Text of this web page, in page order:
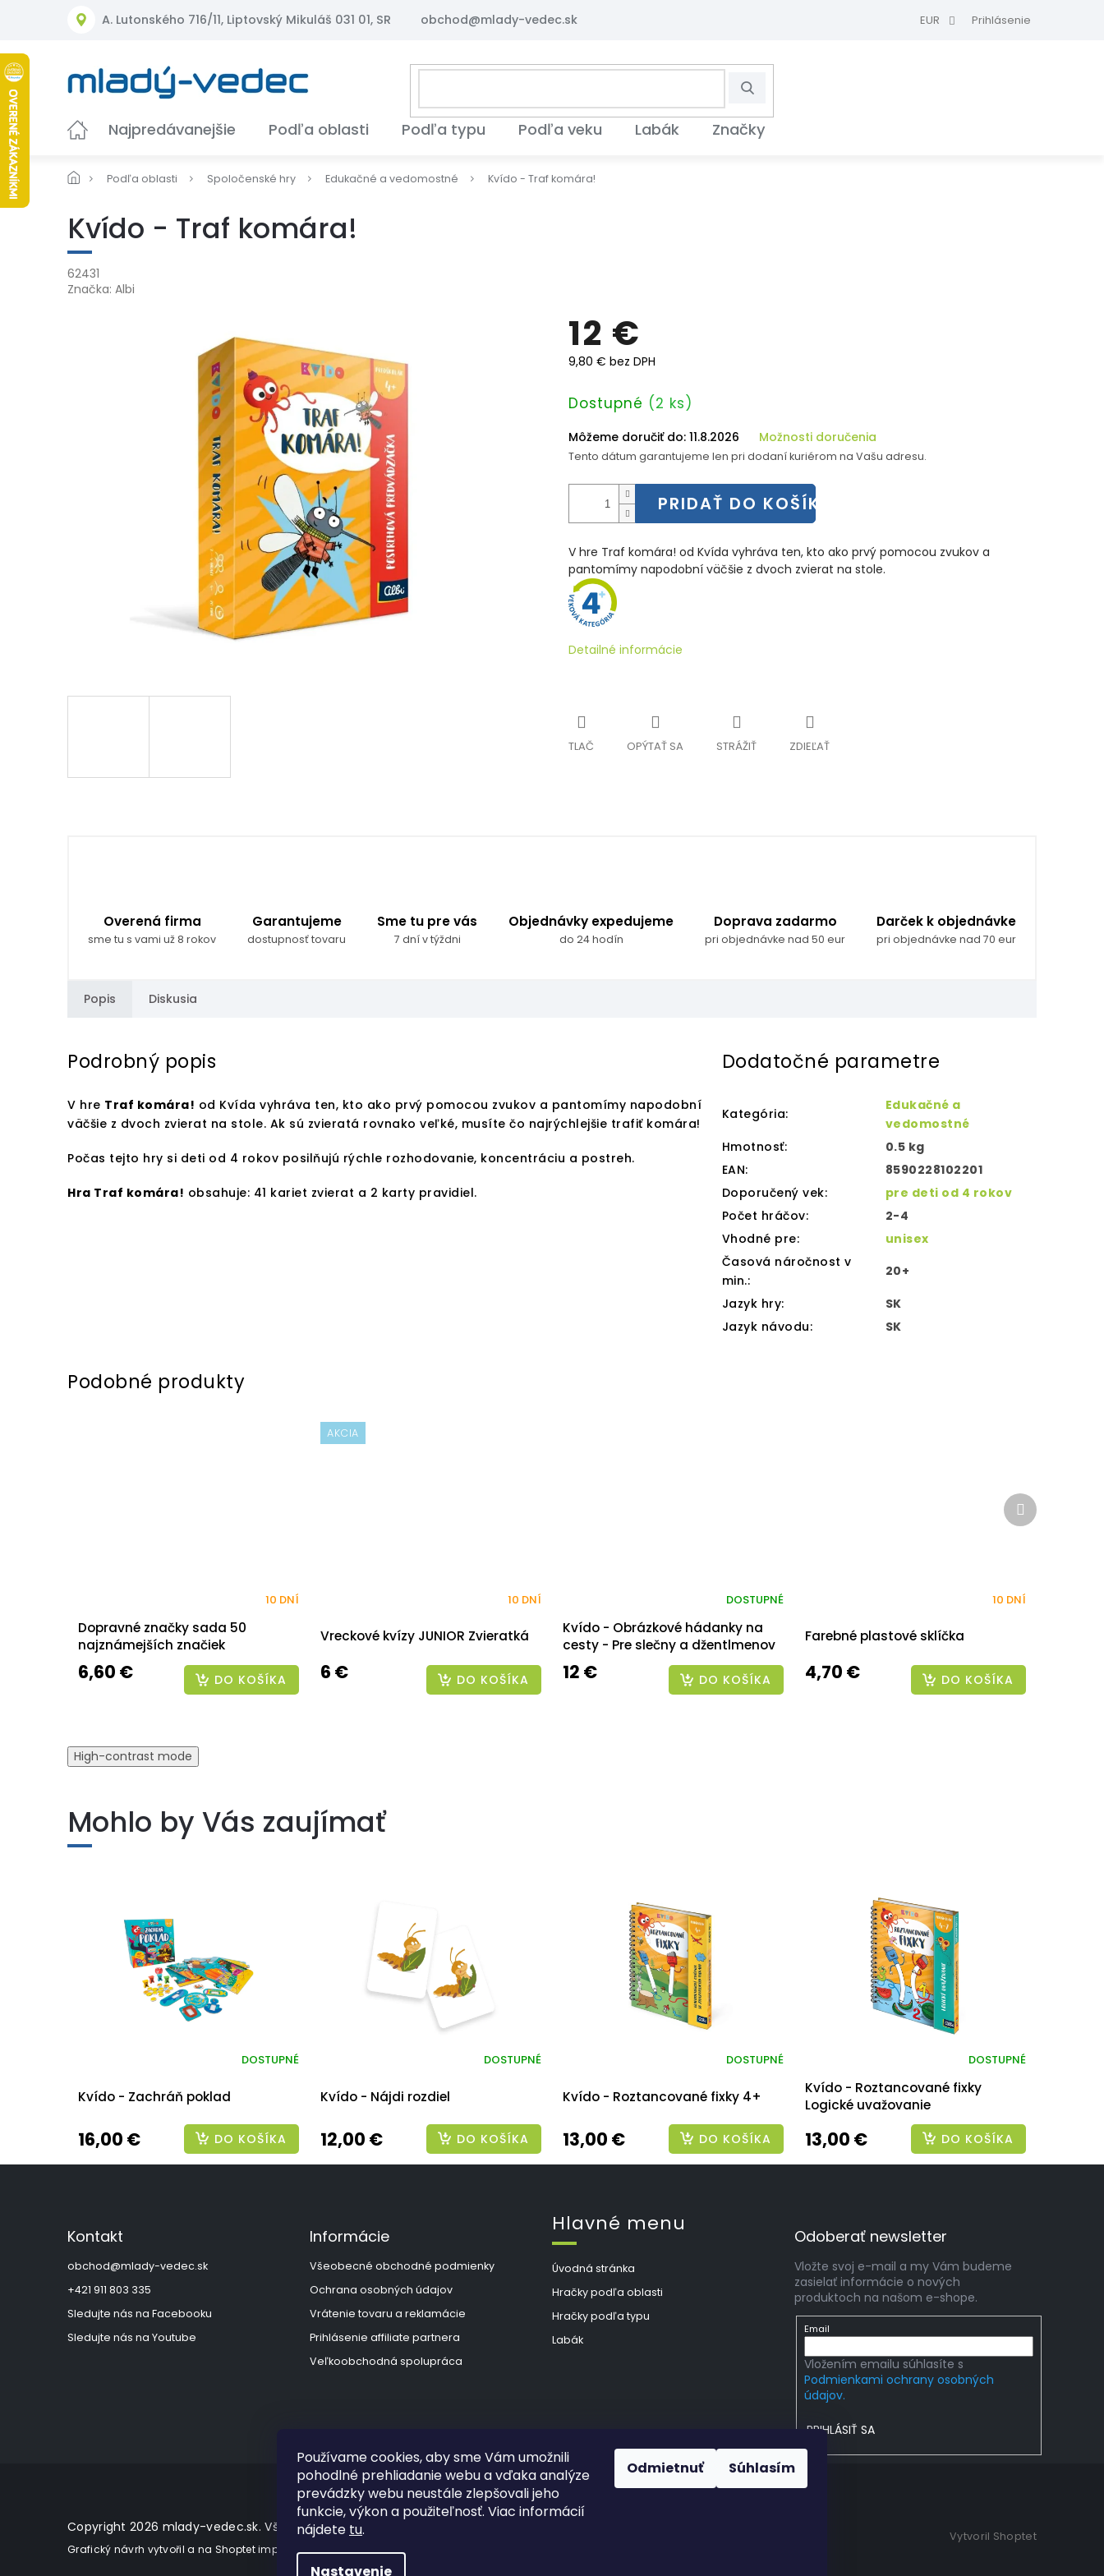
Používame cookies, aby sme Vám umožnili
pohodlné prehliadanie webu a vďaka analýze
prevádzky webu neustále zlepšovali jeho
funkcie, výkon a použiteľnosť. Viac informácií
nájdete tu.
Nastavenie
Odmietnuť Súhlasím
A. Lutonského 716/11, Liptovský Mikuláš 031 01, SR obchod@mlady-vedec.sk EUR Prihlásenie
Hľadať
Najpredávanejšie Podľa oblasti Podľa typu Podľa veku Labák Značky
Podľa oblasti Spoločenské hry Edukačné a vedomostné Kvído - Traf komára!
Kvído - Traf komára!
62431
Značka: Albi
12 €
9,80 € bez DPH
Jednotková
Dostupné (2 ks)
Môžeme doručiť do: 11.8.2026 Možnosti doručenia
Tento dátum garantujeme len pri dodaní kuriérom na Vašu adresu.
PRIDAŤ DO KOŠÍKA
V hre Traf komára! od Kvída vyhráva ten, kto ako prvý pomocou zvukov a
pantomímy napodobní väčšie z dvoch zvierat na stole.
Detailné informácie
TLAČ OPÝTAŤ SA STRÁŽIŤ ZDIEĽAŤ
Overená firma
sme tu s vami už 8 rokov
Garantujeme
dostupnosť tovaru
Sme tu pre vás
7 dní v týždni
Objednávky expedujeme
do 24 hodín
Doprava zadarmo
pri objednávke nad 50 eur
Darček k objednávke
pri objednávke nad 70 eur
Popis Diskusia
Podrobný popis
V hre Traf komára! od Kvída vyhráva ten, kto ako prvý pomocou zvukov a pantomímy napodobní
väčšie z dvoch zvierat na stole. Ak sú zvieratá rovnako veľké, musíte čo najrýchlejšie trafiť komára!
Počas tejto hry si deti od 4 rokov posilňujú rýchle rozhodovanie, koncentráciu a postreh.
Hra Traf komára! obsahuje: 41 kariet zvierat a 2 karty pravidiel.
Dodatočné parametre
Kategória:
Edukačné a
vedomostné
Hmotnosť:
0.5 kg
EAN:
8590228102201
Doporučený vek:
pre deti od 4 rokov
Počet hráčov:
2-4
Vhodné pre:
unisex
Časová náročnost v
min.:
20+
Jazyk hry:
SK
Jazyk návodu: SK
Dopravné značky sada 50
najznámejších značiek
10 DNÍ
6,60 € DO KOŠÍKA
AKCIA
Vreckové kvízy JUNIOR Zvieratká
10 DNÍ
6 € DO KOŠÍKA
Kvído - Obrázkové hádanky na
cesty - Pre slečny a džentlmenov
DOSTUPNÉ
12 € DO KOŠÍKA
Farebné plastové sklíčka
10 DNÍ
4,70 € DO KOŠÍKA
Ďalší
produkt
High-contrast mode
Mohlo by Vás zaujímať
Kvído - Zachráň poklad
DOSTUPNÉ
16,00 € DO KOŠÍKA
Kvído - Nájdi rozdiel
DOSTUPNÉ
12,00 € DO KOŠÍKA
Kvído - Roztancované fixky 4+
DOSTUPNÉ
13,00 € DO KOŠÍKA
Kvído - Roztancované fixky
Logické uvažovanie
DOSTUPNÉ
13,00 € DO KOŠÍKA
Kontakt
obchod@mlady-vedec.sk
+421 911 803 335
Sledujte nás na Facebooku
Sledujte nás na Youtube
Informácie
Všeobecné obchodné podmienky
Ochrana osobných údajov
Vrátenie tovaru a reklamácie
Prihlásenie affiliate partnera
Veľkoobchodná spolupráca
Hlavné menu
Úvodná stránka
Hračky podľa oblasti
Hračky podľa typu
Labák
Odoberať newsletter
Vložte svoj e-mail a my Vám budeme
zasielať informácie o nových
produktoch na našom e-shope.
Email
Vložením emailu súhlasíte s
Podmienkami ochrany osobných
údajov.
PRIHLÁSIŤ SA
Vytvoril Shoptet
Copyright 2026 mlady-vedec.sk. Všetky práva vyhradené.
Grafický návrh vytvořil a na Shoptet implementovalTomáš Hlada